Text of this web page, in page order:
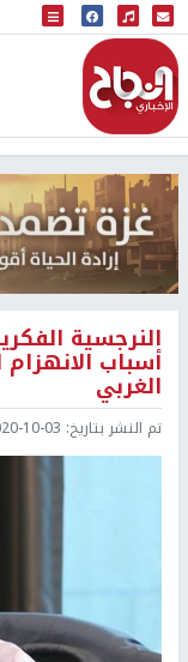
البث المباشر
إذاعة النجاح
النرجسية
أسباب
الغربي
تم النشر بتاريخ: 10-03 14:18